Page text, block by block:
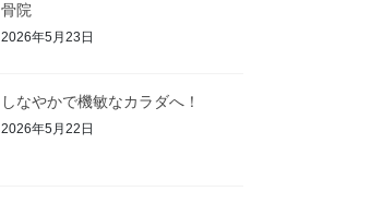
骨院
2026年5月23日
しなやかで機敏なカラダへ！
2026年5月22日